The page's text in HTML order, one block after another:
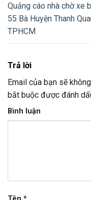
Quảng cáo nhà chờ xe
55 Bà Huyện Thanh
TPHCM
Trả lời
Email của bạn sẽ
bắt buộc được đánh
Bình luận